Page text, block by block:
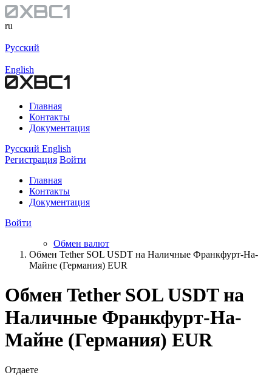
ru
Русский
English
Главная
Контакты
Документация
Русский English
Регистрация Войти
Главная
Контакты
Документация
Войти
Обмен валют
Обмен Tether SOL USDT на Наличные Франкфурт-На-
Майне (Германия) EUR
Обмен Tether SOL USDT на
Наличные Франкфурт-На-
Майне (Германия) EUR
Отдаете